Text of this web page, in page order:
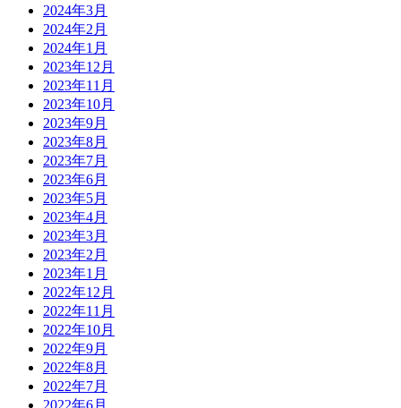
2024年3月
2024年2月
2024年1月
2023年12月
2023年11月
2023年10月
2023年9月
2023年8月
2023年7月
2023年6月
2023年5月
2023年4月
2023年3月
2023年2月
2023年1月
2022年12月
2022年11月
2022年10月
2022年9月
2022年8月
2022年7月
2022年6月